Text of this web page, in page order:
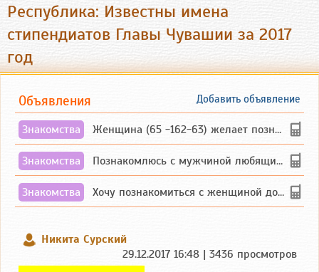
Республика: Известны имена
стипендиатов Главы Чувашии за 2017
год
Добавить объявление
Объявления
Знакомства Женщина (65 -162-63) желает познакомиться с одиноким, добродушным, без вредных ...
Знакомства Познакомлюсь с мужчиной любящим танцевать и петь на родном чувашском языке
Знакомства Хочу познакомиться с женщиной до 55 лет чувашской или русской национальности дл...
Никита Сурский
29.12.2017 16:48 | 3436 просмотров